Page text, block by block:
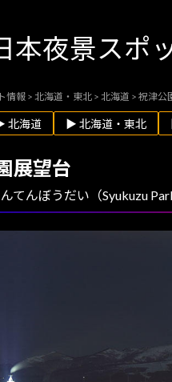
本夜景スポ
情報 > 北海道・東北 > 北海道 > 祝津公
北海道 ▶ 北海道・東北
展望台
てんぼうだい（Syukuzu